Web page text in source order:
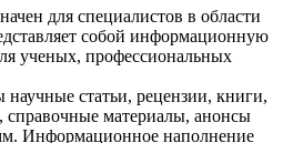
для специалистов в области
собой информационную
ученых, профессиональных
статьи, рецензии, книги,
справочные материалы, анонсы
Информационное наполнение